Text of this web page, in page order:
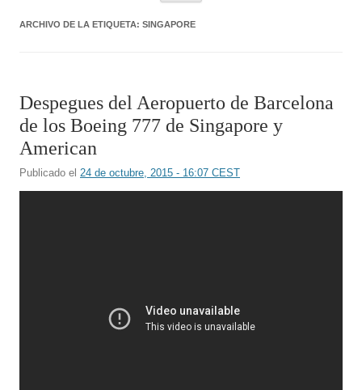
ARCHIVO DE LA ETIQUETA: SINGAPORE
Despegues del Aeropuerto de Barcelona
de los Boeing 777 de Singapore y
American
Publicado el 24 de octubre, 2015 - 16:07 CEST